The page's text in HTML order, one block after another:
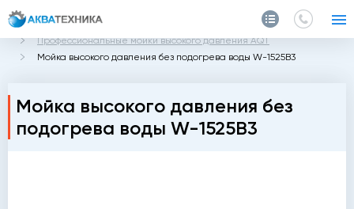
Главная
Каталог
Профессиональные мойки высокого давления AQT
Мойка высокого давления без подогрева воды W-1525B3
Мойка высокого давления без
подогрева воды W-1525B3